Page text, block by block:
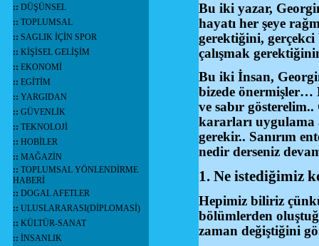
:: DÜŞÜNSEL
:: TOPLUMSAL
:: SAGLIK İÇİN SPOR
:: KİŞİSEL GELİŞİM
:: EKONOMİ
:: EGİTİM
:: YARGIDAN
:: GÜVENLİK
:: TEKNOLOJİ
:: HOBİLER
:: MAĞAZİN
:: TOPLUMSAL YÖNLENDİRME
HABERİ
:: DOGAL AFETLER
:: ULUSLARARASI(DİPLOMASİ)
:: KÜLTÜR-SANAT
:: İNSANLIK
Bu iki yazar,
hayatı her şeye
gerektiğini, gerçekci
çalışmak
Bu iki İnsan,
bizede önermişler…
ve sabır
kararları uygulama
gerekir.. Sanırım
nedir derseniz
1. Ne istediğimiz
Hepimiz biliriz
bölümlerden
zaman değiştiğini